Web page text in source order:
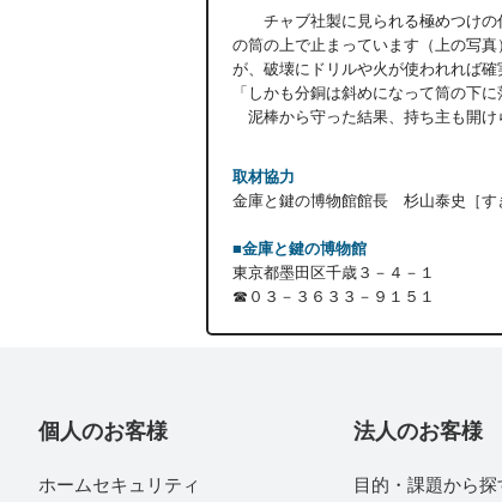
チャブ社製に見られる極めつけの
の筒の上で止まっています（上の写
が、破壊にドリルや火が使われれば確
「しかも分銅は斜めになって筒の下
泥棒から守った結果、持ち主も開け
取材協力
金庫と鍵の博物館館長 杉山泰史［す
■金庫と鍵の博物館
東京都墨田区千歳３－４－１
☎０３－３６３３－９１５１
個人のお客様
ホームセキュリティ
法人のお客様
目的・課題から探